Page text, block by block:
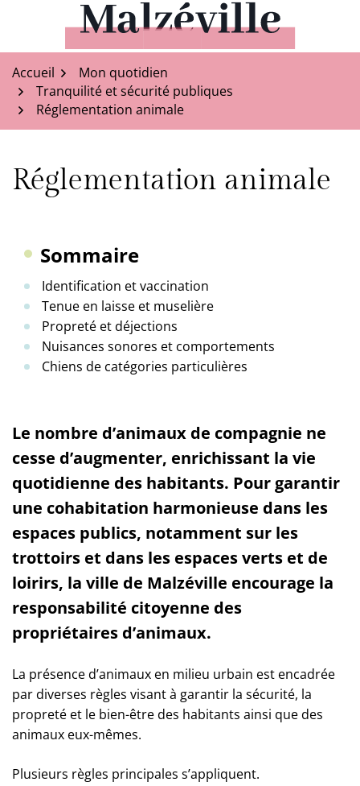
contenu
Malzéville
Accueil
Mon quotidien
Tranquilité et sécurité publiques
Réglementation animale
Réglementation animale
Sommaire
Identification et vaccination
Tenue en laisse et muselière
Propreté et déjections
Nuisances sonores et comportements
Chiens de catégories particulières
Le nombre d’animaux de compagnie ne
cesse d’augmenter, enrichissant la vie
quotidienne des habitants. Pour garantir
une cohabitation harmonieuse dans les
espaces publics, notamment sur les
trottoirs et dans les espaces verts et de
loirirs, la ville de Malzéville encourage la
responsabilité citoyenne des
propriétaires d’animaux.
La présence d’animaux en milieu urbain est encadrée
par diverses règles visant à garantir la sécurité, la
propreté et le bien-être des habitants ainsi que des
animaux eux-mêmes.
Plusieurs règles principales s’appliquent.